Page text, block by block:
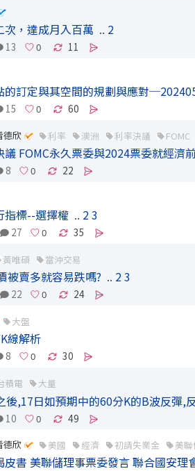
次，達成月入百萬 .. 2
13 11
的訂定與其空間的規劃與應對
15 60
德欣 利率 澳洲 利率決議 FOMC
議 FOMC永久票委與2024票委就經濟
8 22
指標--選擇權 .. 23
27 35
黃唯碩 當沖交易
被賣多就容易跌嗎? .. 23
22 24
大盤
線解析
8 30
積電 大量
後,17日如預期中的60分K的B波反彈,
10 49
德欣 美國 經濟 初請失業金 美
皮書 美聯儲理事票委發言 聯合國安